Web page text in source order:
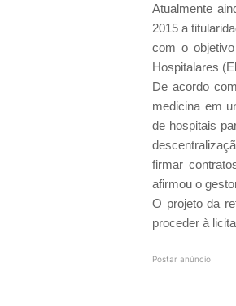
Atualmente
2015 a
com o
Hospitalares
De acordo
medicina em
de hospitais
firmar
afirmou o
O projeto da
proceder à
Postar anúncio